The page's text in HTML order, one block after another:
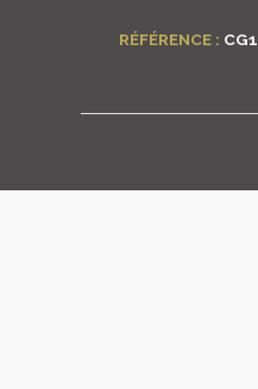
RÉFÉRENCE :